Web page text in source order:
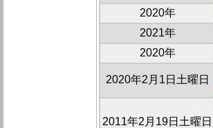
2020年
2021年
2020年
2020年2月1日土曜日
2011年2月19日土曜日